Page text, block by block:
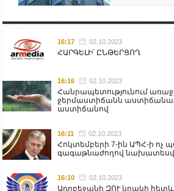
16:17 02.10.2023
ՀԱՐԳԵԼԻ՛ ԸՆԹԵՐՑՈՂ
16:16 02.10.2023
Հանրապետությունում
ջերմաստիճանն
աստիճանով
16:11 02.10.2023
Հոկտեմբերի 7-ին ԱՊՀ-ի ոչ
գագաթնաժողով
16:10 02.10.2023
Ադրբեջանի ԶՈՒ կրակի